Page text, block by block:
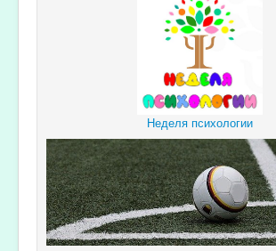
Неделя психологии